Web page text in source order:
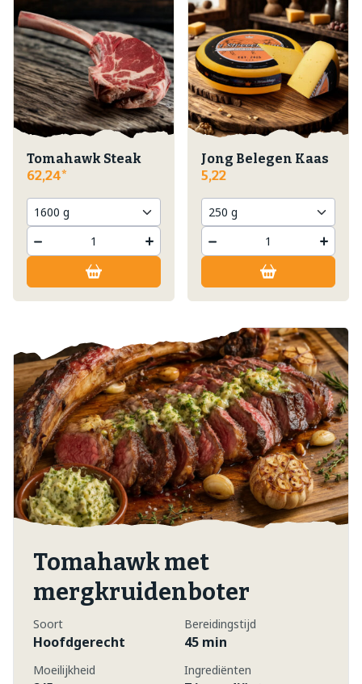
Tomahawk Steak
62,24
Jong Belegen Kaas
5,22
Tomahawk met
mergkruidenboter
Soort
Hoofdgerecht
Bereidingstijd
45 min
Moeilijkheid Ingrediënten